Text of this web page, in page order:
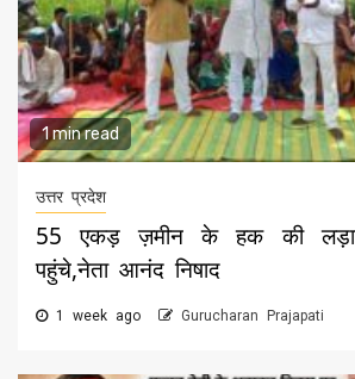
1 min read
उत्तर प्रदेश
55 एकड़ ज़मीन के हक की
पहुंचे,नेता आनंद निषाद
1 week ago Gurucharan Prajapati